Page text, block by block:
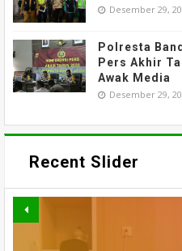
Desember 29,
Polresta
Pers Akhir
Awak Media
Desember 29,
Recent Slider
PERKUAT
TAK HANYA